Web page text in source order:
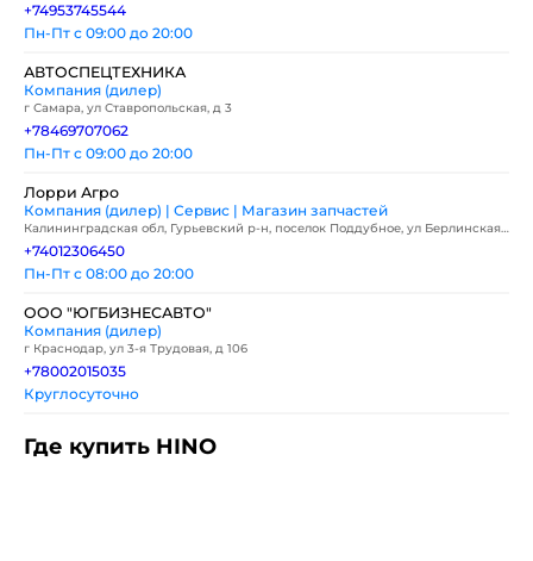
+74953745544
Пн-Пт с 09:00 до 20:00
АВТОСПЕЦТЕХНИКА
Компания (дилер)
г Самара, ул Ставропольская, д 3
+78469707062
Пн-Пт с 09:00 до 20:00
Лорри Агро
Компания (дилер) | Сервис | Магазин запчастей
Калининградская обл, Гурьевский р-н, поселок Поддубное, ул Берлинская,
д 1
+74012306450
Пн-Пт с 08:00 до 20:00
ООО "ЮГБИЗНЕСАВТО"
Компания (дилер)
г Краснодар, ул 3-я Трудовая, д 106
+78002015035
Круглосуточно
Где купить HINO